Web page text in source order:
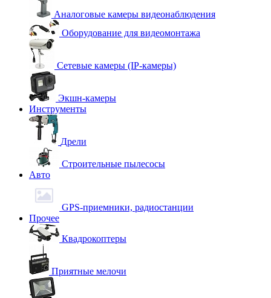
Аналоговые камеры видеонаблюдения
Оборудование для видеомонтажа
Сетевые камеры (IP-камеры)
Экшн-камеры
Инструменты
Дрели
Строительные пылесосы
Авто
GPS-приемники, радиостанции
Прочее
Квадрокоптеры
Приятные мелочи